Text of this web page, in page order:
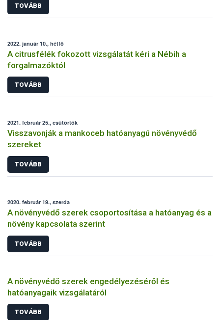
TOVÁBB
2022. január 10., hétfő
A citrusfélék fokozott vizsgálatát kéri a Nébih a
forgalmazóktól
TOVÁBB
2021. február 25., csütörtök
Visszavonják a mankoceb hatóanyagú növényvédő
szereket
TOVÁBB
2020. február 19., szerda
A növényvédő szerek csoportosítása a hatóanyag és a
növény kapcsolata szerint
TOVÁBB
A növényvédő szerek engedélyezéséről és
hatóanyagaik vizsgálatáról
TOVÁBB